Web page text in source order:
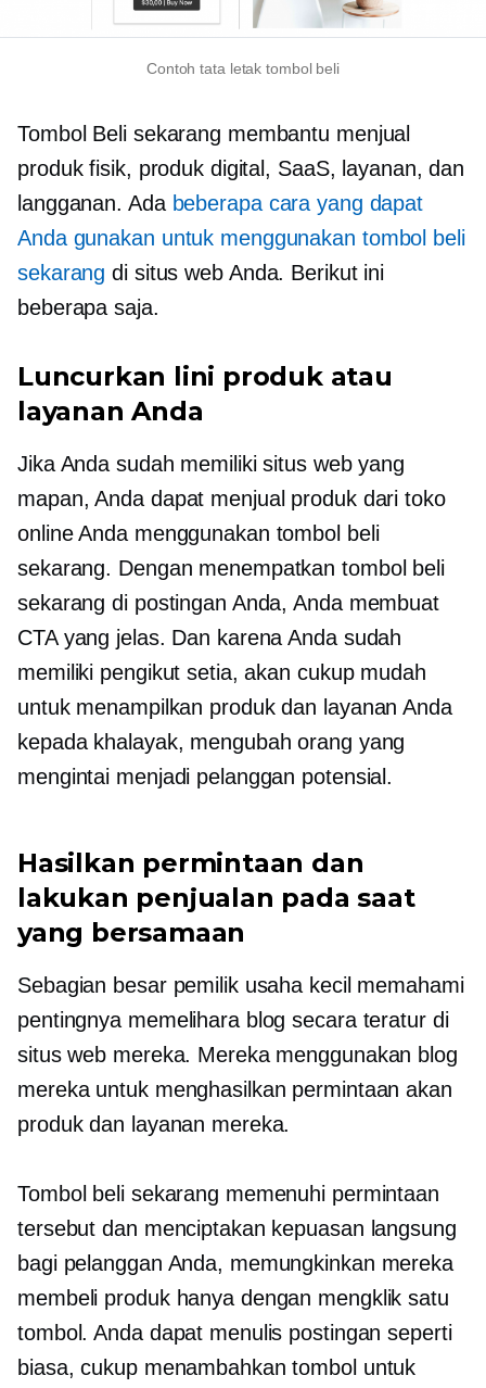
Contoh tata letak tombol beli
Tombol Beli sekarang membantu menjual
produk fisik, produk digital, SaaS, layanan, dan
langganan. Ada beberapa cara yang dapat
Anda gunakan untuk menggunakan tombol beli
sekarang di situs web Anda. Berikut ini
beberapa saja.
Luncurkan lini produk atau
layanan Anda
Jika Anda sudah memiliki situs web yang
mapan, Anda dapat menjual produk dari toko
online Anda menggunakan tombol beli
sekarang. Dengan menempatkan tombol beli
sekarang di postingan Anda, Anda membuat
CTA yang jelas. Dan karena Anda sudah
memiliki pengikut setia, akan cukup mudah
untuk menampilkan produk dan layanan Anda
kepada khalayak, mengubah orang yang
mengintai menjadi pelanggan potensial.
Hasilkan permintaan dan
lakukan penjualan pada saat
yang bersamaan
Sebagian besar pemilik usaha kecil memahami
pentingnya memelihara blog secara teratur di
situs web mereka. Mereka menggunakan blog
mereka untuk menghasilkan permintaan akan
produk dan layanan mereka.
Tombol beli sekarang memenuhi permintaan
tersebut dan menciptakan kepuasan langsung
bagi pelanggan Anda, memungkinkan mereka
membeli produk hanya dengan mengklik satu
tombol. Anda dapat menulis postingan seperti
biasa, cukup menambahkan tombol untuk